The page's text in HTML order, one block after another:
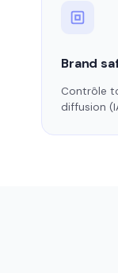
Brand
Contrôle
diffusion